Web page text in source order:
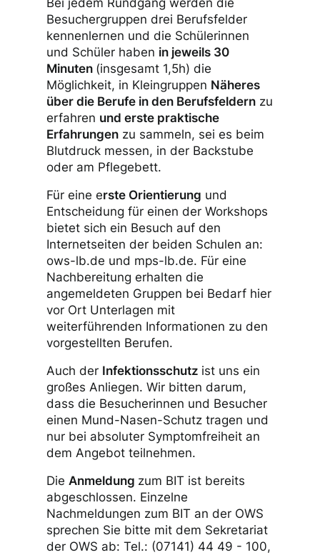
Bei jedem Rundgang werden die
Besuchergruppen drei Berufsfelder
kennenlernen und die Schülerinnen
und Schüler haben in jeweils 30
Minuten (insgesamt 1,5h) die
Möglichkeit, in Kleingruppen Näheres
über die Berufe in den Berufsfeldern zu
erfahren und erste praktische
Erfahrungen zu sammeln, sei es beim
Blutdruck messen, in der Backstube
oder am Pflegebett.
Für eine erste Orientierung und
Entscheidung für einen der Workshops
bietet sich ein Besuch auf den
Internetseiten der beiden Schulen an:
ows-lb.de und mps-lb.de. Für eine
Nachbereitung erhalten die
angemeldeten Gruppen bei Bedarf hier
vor Ort Unterlagen mit
weiterführenden Informationen zu den
vorgestellten Berufen.
Auch der Infektionsschutz ist uns ein
großes Anliegen. Wir bitten darum,
dass die Besucherinnen und Besucher
einen Mund-Nasen-Schutz tragen und
nur bei absoluter Symptomfreiheit an
dem Angebot teilnehmen.
Die Anmeldung zum BIT ist bereits
abgeschlossen. Einzelne
Nachmeldungen zum BIT an der OWS
sprechen Sie bitte mit dem Sekretariat
der OWS ab: Tel.: (07141) 44 49 - 100,